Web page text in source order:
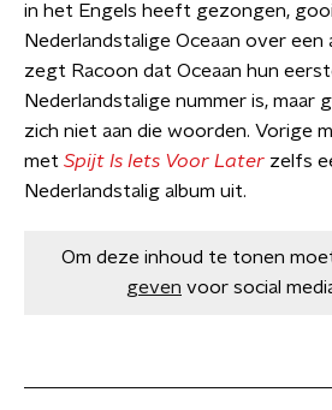
in het Engels heeft gezongen,
Nederlandstalige Oceaan over een
zegt Racoon dat Oceaan hun
Nederlandstalige nummer is, maar
zich niet aan die woorden. Vorige
met Spijt Is Iets Voor Later zelfs
Nederlandstalig album uit.
Om deze inhoud te tonen
geven voor social